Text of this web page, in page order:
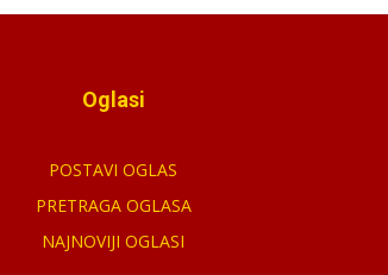
Oglasi
POSTAVI OGLAS
PRETRAGA OGLASA
NAJNOVIJI OGLASI